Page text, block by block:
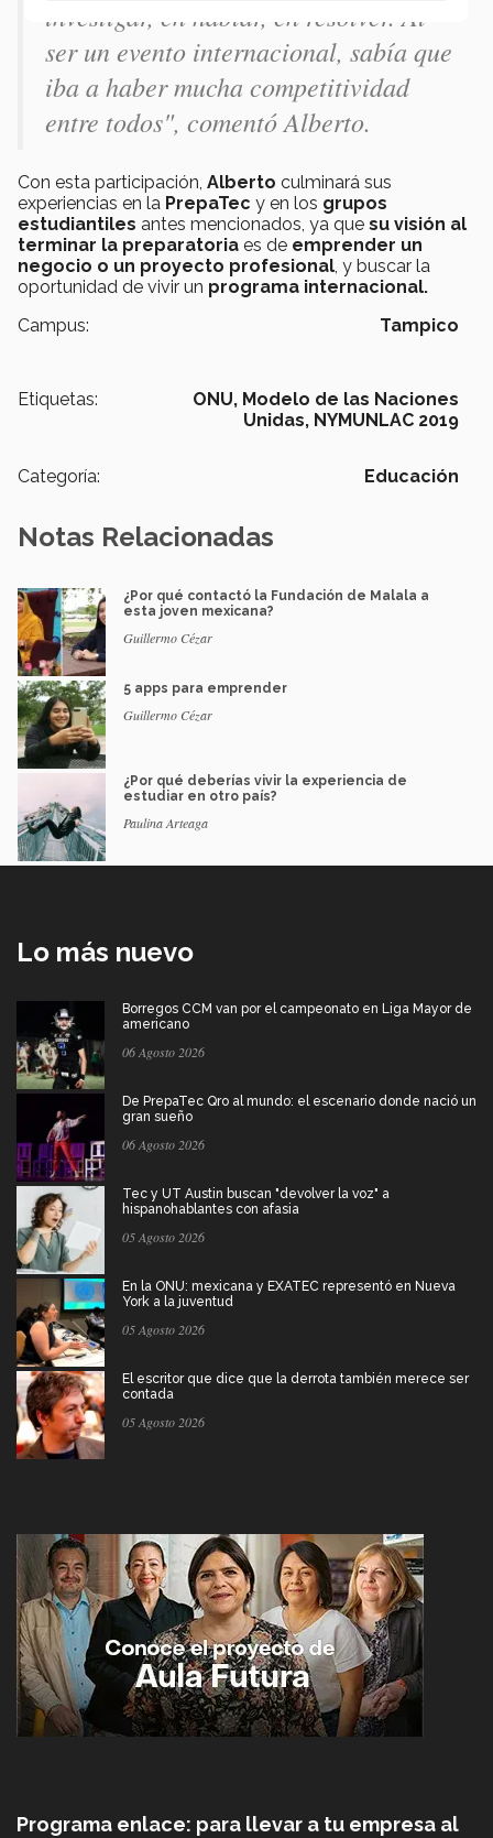
investigar, en hablar, en resolver. Al
ser un evento internacional, sabía que
iba a haber mucha competitividad
entre todos", comentó Alberto.
Con esta participación, Alberto culminará sus
experiencias en la PrepaTec y en los grupos
estudiantiles antes mencionados, ya que su visión al
terminar la preparatoria es de emprender un
negocio o un proyecto profesional, y buscar la
oportunidad de vivir un programa internacional.
Campus:
Tampico
Etiquetas: ONU, Modelo de las Naciones
Unidas, NYMUNLAC 2019
Categoría: Educación
Notas Relacionadas
¿Por qué contactó la Fundación de Malala a
esta joven mexicana?
Guillermo Cézar
5 apps para emprender
Guillermo Cézar
¿Por qué deberías vivir la experiencia de
estudiar en otro país?
Paulina Arteaga
Lo más nuevo
Borregos CCM van por el campeonato en Liga Mayor de
americano
06 Agosto 2026
De PrepaTec Qro al mundo: el escenario donde nació un
gran sueño
06 Agosto 2026
Tec y UT Austin buscan "devolver la voz" a
hispanohablantes con afasia
05 Agosto 2026
En la ONU: mexicana y EXATEC representó en Nueva
York a la juventud
05 Agosto 2026
El escritor que dice que la derrota también merece ser
contada
05 Agosto 2026
Programa enlace: para llevar a tu empresa al